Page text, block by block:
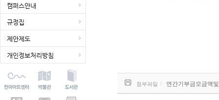
캠퍼스안내
규정집
제안제도
개인정보처리방침
첨부파일 연간기부금모금액